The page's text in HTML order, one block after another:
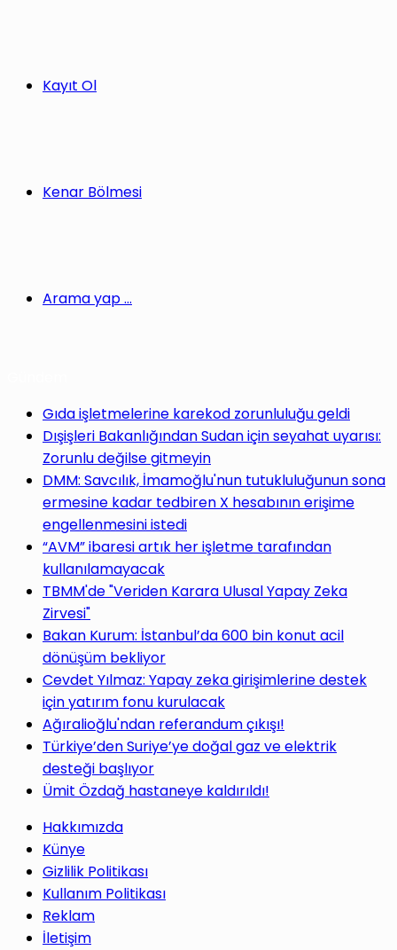
Kayıt Ol
Kenar Bölmesi
Arama yap ...
Gıda işletmelerine karekod zorunluluğu geldi
Dışişleri Bakanlığından Sudan için seyahat uyarısı:
Zorunlu değilse gitmeyin
DMM: Savcılık, İmamoğlu'nun tutukluluğunun sona
ermesine kadar tedbiren X hesabının erişime
engellenmesini istedi
“AVM” ibaresi artık her işletme tarafından
kullanılamayacak
TBMM'de "Veriden Karara Ulusal Yapay Zeka
Zirvesi"
Bakan Kurum: İstanbul’da 600 bin konut acil
dönüşüm bekliyor
Cevdet Yılmaz: Yapay zeka girişimlerine destek
için yatırım fonu kurulacak
Ağıralioğlu'ndan referandum çıkışı!
Türkiye’den Suriye’ye doğal gaz ve elektrik
desteği başlıyor
Ümit Özdağ hastaneye kaldırıldı!
Hakkımızda
Künye
Gizlilik Politikası
Kullanım Politikası
Reklam
İletişim